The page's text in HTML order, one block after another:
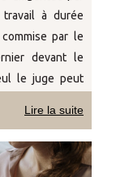
travail à durée
par le
devant le
le juge peut
Lire la suite